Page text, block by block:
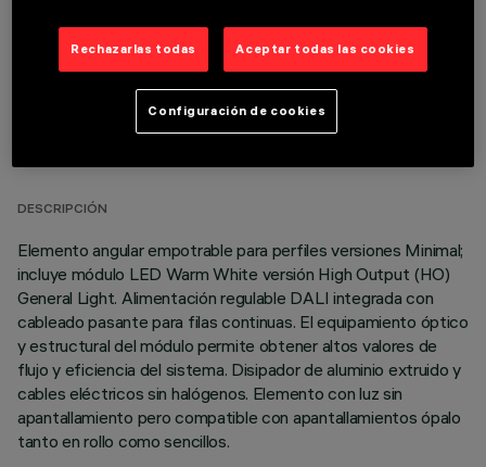
DATOS TÉCNICOS
DESCRIPCIÓN
Elemento angular empotrable para perfiles versiones Minimal;
incluye módulo LED Warm White versión High Output (HO)
General Light. Alimentación regulable DALI integrada con
cableado pasante para filas continuas. El equipamiento óptico
y estructural del módulo permite obtener altos valores de
flujo y eficiencia del sistema. Disipador de aluminio extruido y
cables eléctricos sin halógenos. Elemento con luz sin
apantallamiento pero compatible con apantallamientos ópalo
tanto en rollo como sencillos.
Rechazarlas todas Aceptar todas las cookies
Configuración de cookies